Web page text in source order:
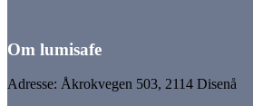
Om lumisafe
Adresse: Åkrokvegen 503, 2114 Disenå